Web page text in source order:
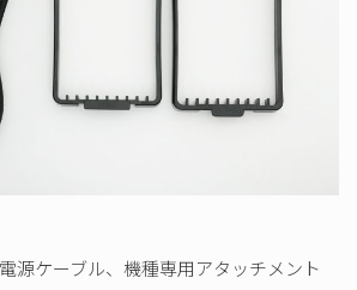
源ケーブル、機種専用アタッチメント